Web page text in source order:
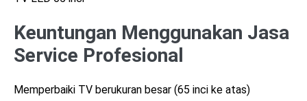
Keuntungan Menggunakan Jasa
Service Profesional
Memperbaiki TV berukuran besar (65 inci ke atas)